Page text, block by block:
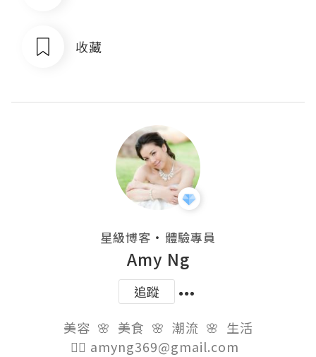
收藏
星級博客 ・ 體驗專員
Amy Ng
追蹤
美容  🌸  美食  🌸  潮流  🌸  生活
👉🏻 amyng369@gmail.com